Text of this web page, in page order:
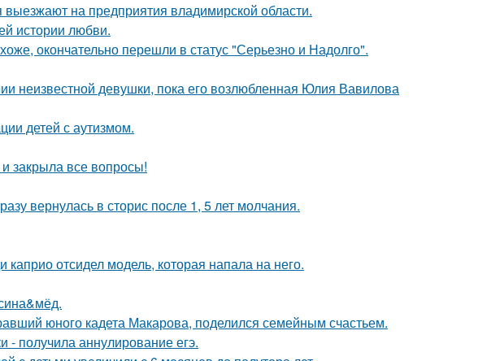
на предприятия владимирской области.
истории любви.
окончательно перешли в статус "Серьезно и Надолго".
неизвестной девушки, пока его возлюбленная Юлия Вавилова
детей с аутизмом.
закрыла все вопросы!
вернулась в сторис после 1, 5 лет молчания.
отсидел модель, которая напала на него.
юного кадета Макарова, поделился семейным счастьем.
получила аннулирование егэ.